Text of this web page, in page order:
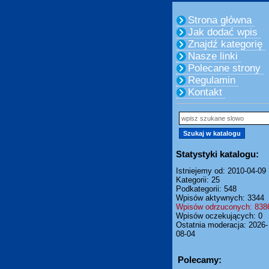
Strona główna
Jak dodać wpis
Znajdź kategorię
Nasze linki
Polecane strony
Regulamin
Kontakt
Statystyki katalogu:
Istniejemy od: 2010-04-09
Kategorii: 25
Podkategorii: 548
Wpisów aktywnych: 3344
Wpisów odrzuconych:
Wpisów oczekujących: 0
Ostatnia moderacja: 2026-
08-04
Polecamy: